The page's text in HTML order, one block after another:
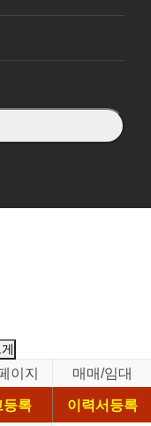
이지
매매/임대
등록
이력서등록